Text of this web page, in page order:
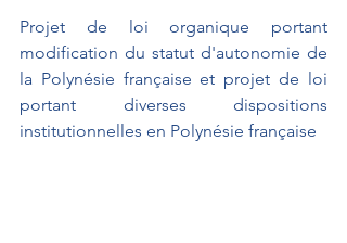
Projet de loi organique portant
modification du statut d'autonomie de
la Polynésie française et projet de loi
portant diverses dispositions
institutionnelles en Polynésie française